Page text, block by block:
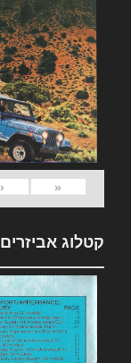
«
‹
קטלוג אביזרים 1979 Jeep